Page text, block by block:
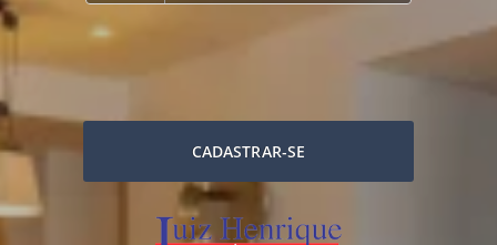
CADASTRAR-SE